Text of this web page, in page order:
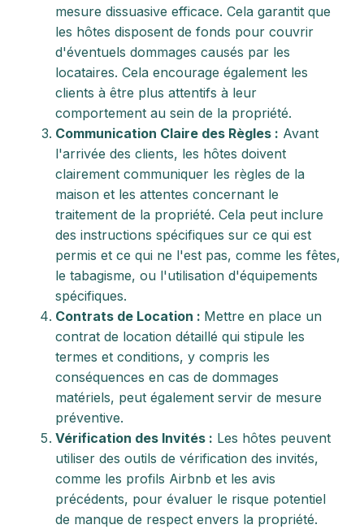
mesure dissuasive efficace. Cela garantit que
les hôtes disposent de fonds pour couvrir
d'éventuels dommages causés par les
locataires. Cela encourage également les
clients à être plus attentifs à leur
comportement au sein de la propriété.
Communication Claire des Règles : Avant
l'arrivée des clients, les hôtes doivent
clairement communiquer les règles de la
maison et les attentes concernant le
traitement de la propriété. Cela peut inclure
des instructions spécifiques sur ce qui est
permis et ce qui ne l'est pas, comme les fêtes,
le tabagisme, ou l'utilisation d'équipements
spécifiques.
Contrats de Location : Mettre en place un
contrat de location détaillé qui stipule les
termes et conditions, y compris les
conséquences en cas de dommages
matériels, peut également servir de mesure
préventive.
Vérification des Invités : Les hôtes peuvent
utiliser des outils de vérification des invités,
comme les profils Airbnb et les avis
précédents, pour évaluer le risque potentiel
de manque de respect envers la propriété.